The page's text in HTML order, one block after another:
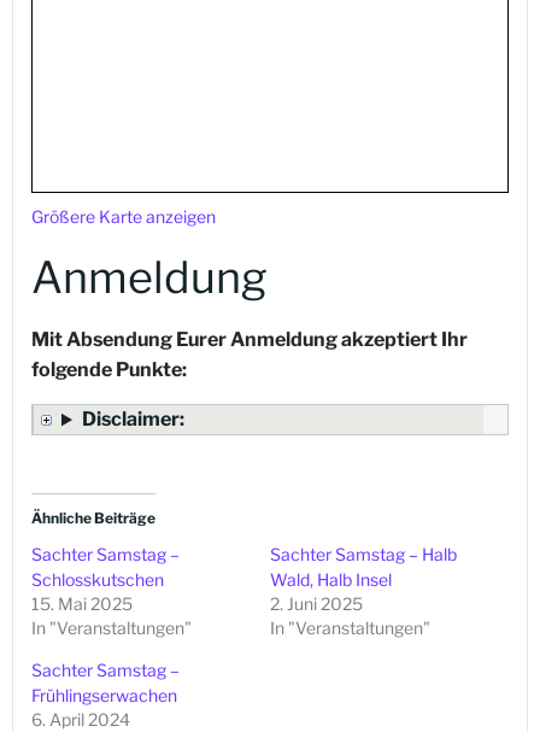
Größere Karte anzeigen
Anmeldung
Mit Absendung Eurer Anmeldung akzeptiert Ihr
folgende Punkte:
Disclaimer:
Ähnliche Beiträge
Sachter Samstag –
Schlosskutschen
15. Mai 2025
In "Veranstaltungen"
Sachter Samstag – Halb
Wald, Halb Insel
2. Juni 2025
In "Veranstaltungen"
Sachter Samstag –
Frühlingserwachen
6. April 2024